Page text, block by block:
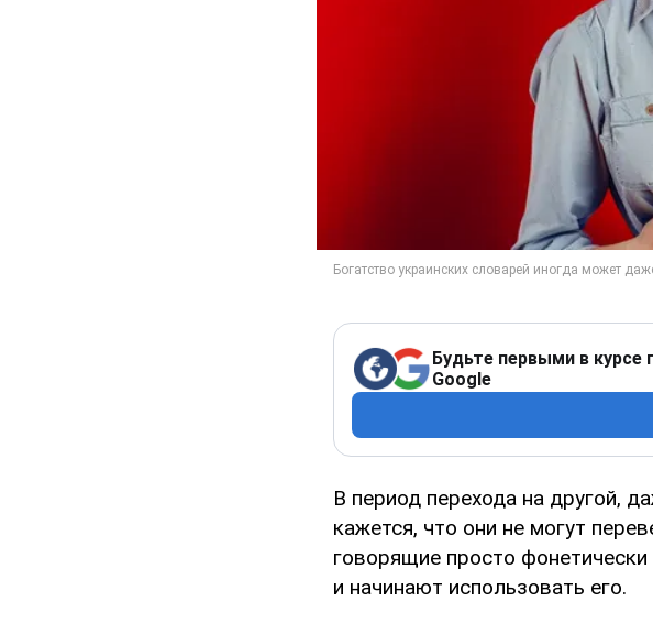
Будьте первыми в курсе
Google
В период перехода на другой,
кажется, что они не могут
говорящие просто
и начинают использовать его.